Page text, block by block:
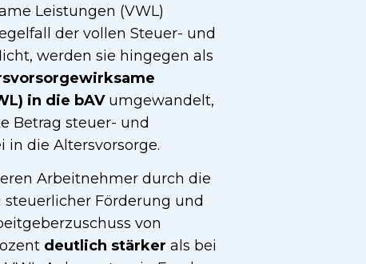
Leistungen (VWL)
der vollen Steuer- und
werden sie hingegen als
in die bAVumgewandelt,
Betrag steuer- und
in die Altersvorsorge.
Arbeitnehmer durch die
Förderung und
von
deutlich stärker als bei